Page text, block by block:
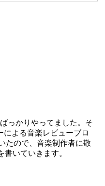
っかりやってました。そ
による音楽レビューブロ
たので、音楽制作者に敬
いていきます。